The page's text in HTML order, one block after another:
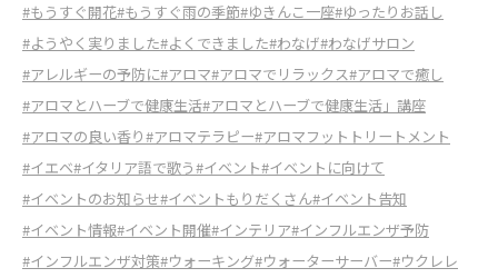
#もうすぐ開花#もうすぐ雨の季節#ゆきんこ一座#ゆったりお話し
#ようやく実りました#よくできました#わなげ#わなげサロン
#アレルギーの予防に#アロマ#アロマでリラックス#アロマで癒し
#アロマとハーブで健康生活#アロマとハーブで健康生活」講座
#アロマの良い香り#アロマテラピー#アロマフットトリートメント
#イエベ#イタリア語で歌う#イベント#イベントに向けて
#イベントのお知らせ#イベントもりだくさん#イベント告知
#イベント情報#イベント開催#インテリア#インフルエンザ予防
#インフルエンザ対策#ウォーキング#ウォーターサーバー#ウクレレ